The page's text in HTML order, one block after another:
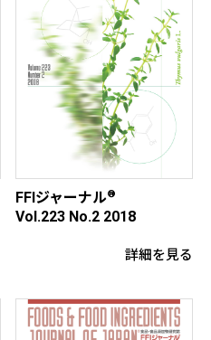
FFIジャーナル®
Vol.223 No.2 2018
詳細を見る